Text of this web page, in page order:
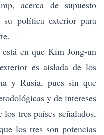
acerca de supuesto
su política exterior para
en que Kim Jong-un
es aislada de los
y Rusia, pues sin que
y de intereses
los tres países señalados,
los tres son potencias